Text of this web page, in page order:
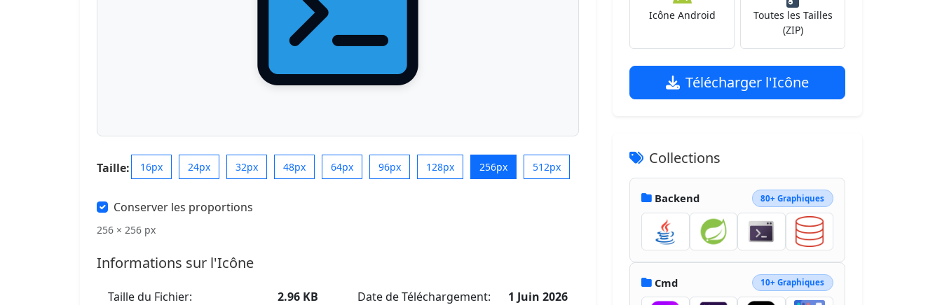
Taille: 16px 24px 32px 48px 64px 96px 128px 256px 512px
Conserver les proportions
256 × 256 px
Informations sur l'Icône
Taille du Fichier:
2.96 KB
Date de Téléchargement:
1 Juin 2026
Icône Android
Toutes les Tailles
(ZIP)
Télécharger l'Icône
Collections
Backend 80+ Graphiques
Cmd 10+ Graphiques